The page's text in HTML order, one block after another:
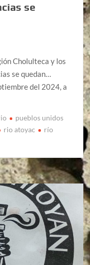
se
Cholulteca y los
se quedan…
del 2024, a
pueblos unidos
rio atoyac
río